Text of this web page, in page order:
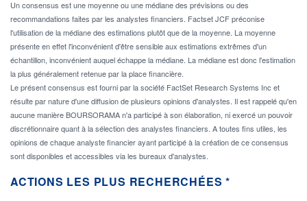
Un consensus est une moyenne ou une médiane des prévisions ou des
recommandations faites par les analystes financiers. Factset JCF préconise
l'utilisation de la médiane des estimations plutôt que de la moyenne. La moyenne
présente en effet l'inconvénient d'être sensible aux estimations extrêmes d'un
échantillon, inconvénient auquel échappe la médiane. La médiane est donc l'estimation
la plus généralement retenue par la place financière.
Le présent consensus est fourni par la société FactSet Research Systems Inc et
résulte par nature d'une diffusion de plusieurs opinions d'analystes. Il est rappelé qu'en
aucune manière BOURSORAMA n'a participé à son élaboration, ni exercé un pouvoir
discrétionnaire quant à la sélection des analystes financiers. A toutes fins utiles, les
opinions de chaque analyste financier ayant participé à la création de ce consensus
sont disponibles et accessibles via les bureaux d'analystes.
ACTIONS LES PLUS RECHERCHÉES *